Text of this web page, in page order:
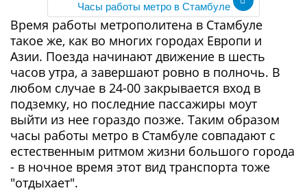
Часы работы метро в Стамбуле
Время работы метрополитена в Стамбуле
такое же, как во многих городах Европи и
Азии. Поезда начинают движение в шесть
часов утра, а завершают ровно в полночь. В
любом случае в 24-00 закрывается вход в
подземку, но последние пассажиры моут
выйти из нее гораздо позже. Таким образом
часы работы метро в Стамбуле совпадают с
естественным ритмом жизни большого города
- в ночное время этот вид транспорта тоже
"отдыхает".